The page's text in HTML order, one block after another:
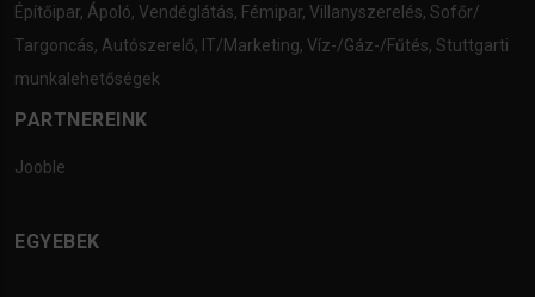
Építőipar, Ápoló, Vendéglátás, Fémipar, Villanyszerelés, Sofőr/
Targoncás, Autószerelő, IT/Marketing, Víz-/Gáz-/Fűtés, Stuttgarti
munkalehetőségek
PARTNEREINK
Jooble
EGYEBEK